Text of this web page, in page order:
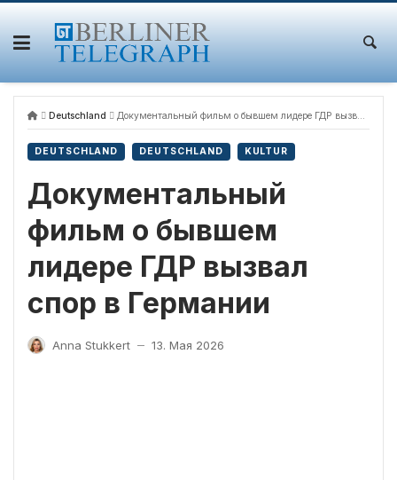
Skip
content
Deutschland Документальный фильм о бывшем лидере ГДР вызвал спор в Германии
DEUTSCHLAND DEUTSCHLAND KULTUR
Документальный
фильм о бывшем
лидере ГДР вызвал
спор в Германии
Anna Stukkert — 13. Мая 2026